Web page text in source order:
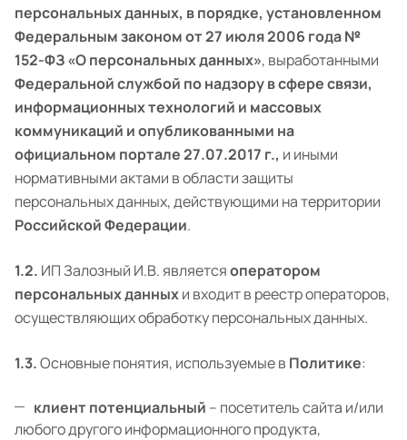
персональных данных, в порядке, установленном
Федеральным законом от 27 июля 2006 года №
152-ФЗ «О персональных данных», выработанными
Федеральной службой по надзору в сфере связи,
информационных технологий и массовых
коммуникаций и опубликованными на
официальном портале 27.07.2017 г., и иными
нормативными актами в области защиты
персональных данных, действующими на территории
Российской Федерации.
1.2. ИП Залозный И.В. являетсяоператором
персональных данныхи входит в реестр операторов,
осуществляющих обработку персональных данных.
1.3.Основные понятия, используемые в Политике:
клиент потенциальный – посетитель сайта и/или
любого другого информационного продукта,